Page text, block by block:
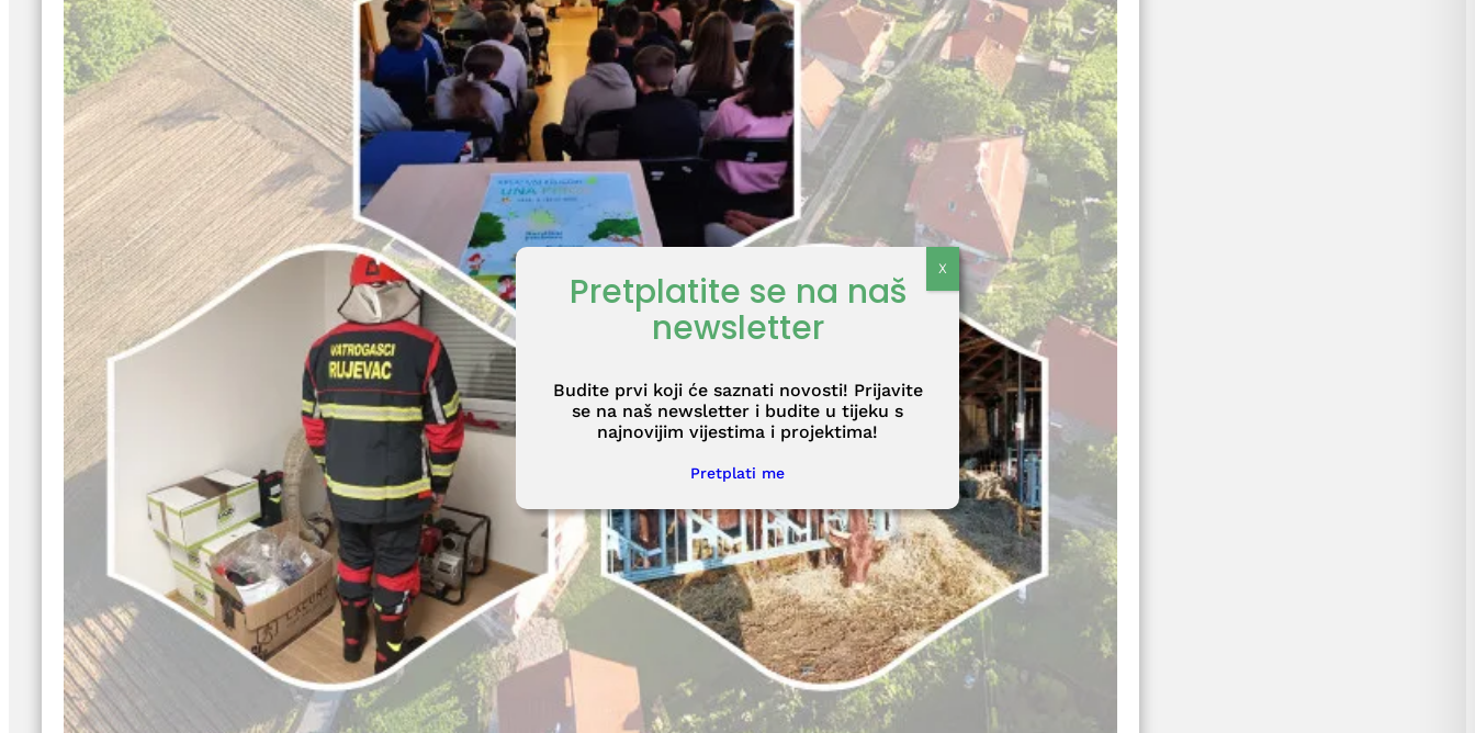
Pretplatite se na naš
newsletter
Budite prvi koji će saznati novosti! Prijavite
se na naš newsletter i budite u tijeku s
najnovijim vijestima i projektima!
Pretplati me